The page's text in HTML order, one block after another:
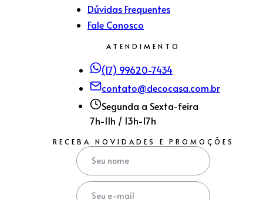
Dúvidas Frequentes
Fale Conosco
ATENDIMENTO
(17) 99620-7434
contato@decocasa.com.br
Segunda a Sexta-feira
7h-11h / 13h-17h
RECEBA NOVIDADES E PROMOÇÕES